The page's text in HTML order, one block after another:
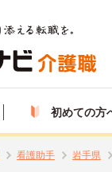
初めての方
看護助手 岩手県